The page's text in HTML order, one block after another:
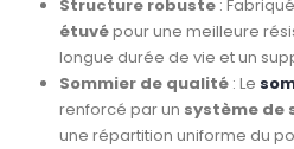
Structure robuste:
étuvépour une meilleure
longue durée de vie et un
Sommier de qualité: Le
renforcé par un système de
une répartition uniforme du